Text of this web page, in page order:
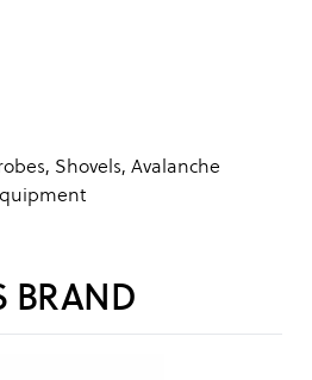
Shovels, Avalanche
BRAND